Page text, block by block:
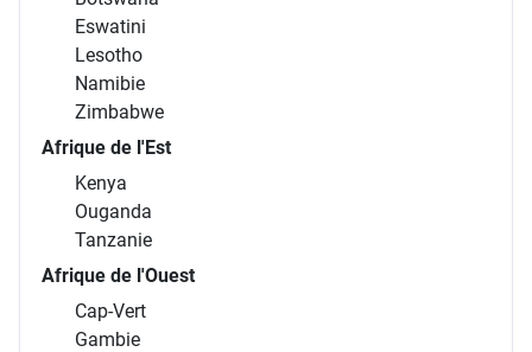
Eswatini
Lesotho
Namibie
Zimbabwe
Afrique de l'Est
Kenya
Ouganda
Tanzanie
Afrique de l'Ouest
Cap-Vert
Gambie